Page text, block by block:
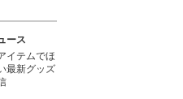
ース
イテムでほ
最新グッズ